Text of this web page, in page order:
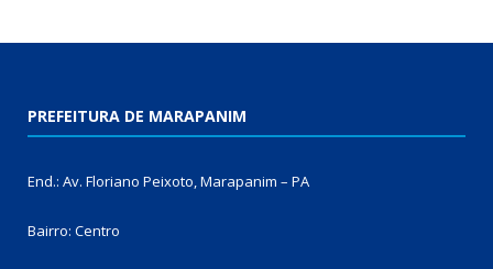
PREFEITURA DE MARAPANIM
End.: Av. Floriano Peixoto, Marapanim – PA
Bairro: Centro